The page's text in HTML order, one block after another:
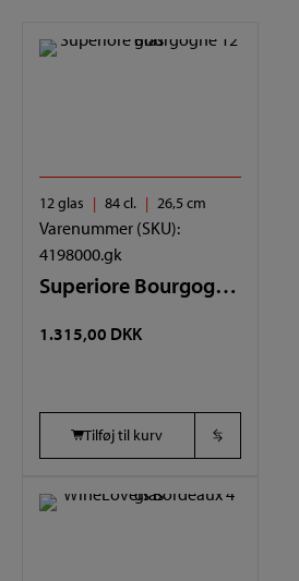
12 glas 84 cl. 26,5 cm
Varenummer (SKU):
4198000.gk
Superiore Bourgogne 12 glas
1.315,00 DKK
Tilføj til kurv